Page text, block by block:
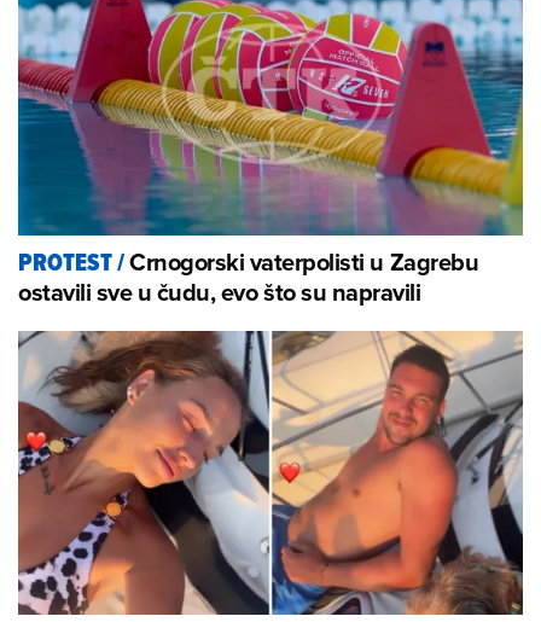
PROTEST/Crnogorski vaterpolisti u Zagrebu
ostavili sve u čudu, evo što su napravili